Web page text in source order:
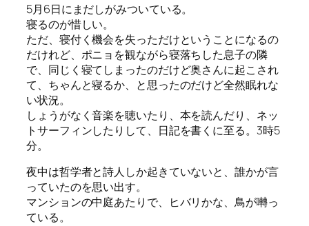
5月6日にまだしがみついている。
寝るのが惜しい。
ただ、寝付く機会を失っただけということになるの
だけれど、ポニョを観ながら寝落ちした息子の隣
で、同じく寝てしまったのだけど奥さんに起こされ
て、ちゃんと寝るか、と思ったのだけど全然眠れな
い状況。
しょうがなく音楽を聴いたり、本を読んだり、ネッ
トサーフィンしたりして、日記を書くに至る。3時5
分。
夜中は哲学者と詩人しか起きていないと、誰かが言
っていたのを思い出す。
マンションの中庭あたりで、ヒバリかな、鳥が囀っ
ている。